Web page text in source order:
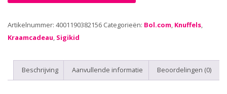
Artikelnummer: 4001190382156 Categorieën: Bol.com, Knuffels,
Kraamcadeau, Sigikid
Beschrijving Aanvullende informatie Beoordelingen (0)